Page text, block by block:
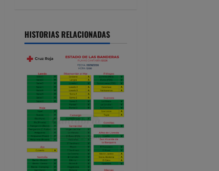
c
i
ó
n
d
e
e
HISTORIAS RELACIONADAS